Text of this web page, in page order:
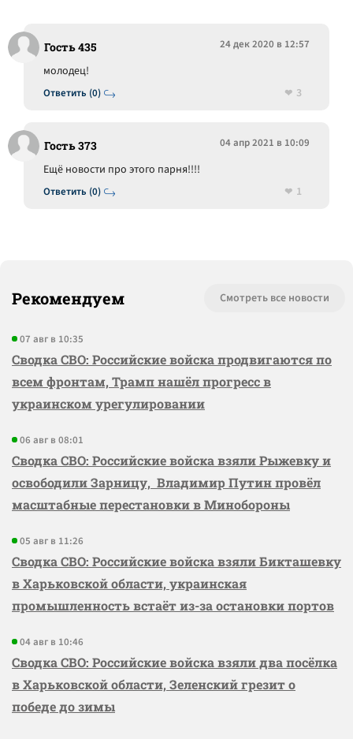
Гость 435 24 дек 2020 в 12:57
Ответить (0)
молодец!
3
Гость 373 04 апр 2021 в 10:09
Ответить (0)
Ещё новости про этого парня!!!!
1
Рекомендуем Смотреть все новости
07 авг в 10:35
Сводка СВО: Российские войска продвигаются по
всем фронтам, Трамп нашёл прогресс в
украинском урегулировании
06 авг в 08:01
Сводка СВО: Российские войска взяли Рыжевку и
освободили Зарницу, Владимир Путин провёл
масштабные перестановки в Минобороны
05 авг в 11:26
Сводка СВО: Российские войска взяли Бикташевку
в Харьковской области, украинская
промышленность встаёт из-за остановки портов
04 авг в 10:46
Сводка СВО: Российские войска взяли два посёлка
в Харьковской области, Зеленский грезит о
победе до зимы